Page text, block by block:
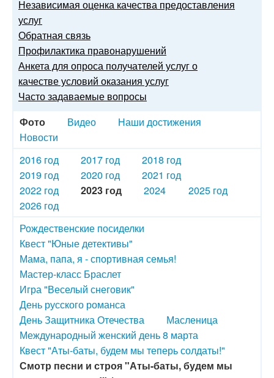
Независимая оценка качества предоставления
услуг
Обратная связь
Профилактика правонарушений
Анкета для опроса получателей услуг о
качестве условий оказания услуг
Часто задаваемые вопросы
Фото
Видео
Наши достижения
Новости
2016 год
2017 год
2018 год
2019 год
2020 год
2021 год
2022 год
2023 год 2024
2025 год
2026 год
Рождественские посиделки
Квест "Юные детективы"
Мама, папа, я - спортивная семья!
Мастер-класс Браслет
Игра "Веселый снеговик"
День русского романса
День Защитника Отечества
Масленица
Международный женский день 8 марта
Квест "Аты-баты, будем мы теперь солдаты!"
Смотр песни и строя "Аты-баты, будем мы